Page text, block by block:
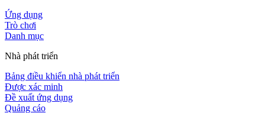
Ứng dụng
Trò chơi
Danh mục
Nhà phát triển
Bảng điều khiển nhà phát triển
Được xác minh
Đề xuất ứng dụng
Quảng cáo